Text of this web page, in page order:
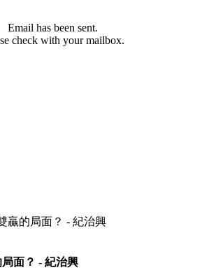
Email has been sent.
check with your mailbox.
贏的局面？ - 紀治興
面？ - 紀治興